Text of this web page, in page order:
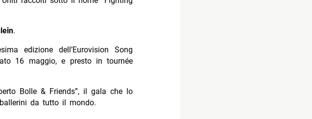
.
edizione dell’Eurovision Song
16 maggio, e presto in tournée
Bolle & Friends”, il gala che lo
da tutto il mondo.